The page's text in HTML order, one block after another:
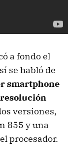
a fondo el
se habló de
smartphone
versiones,
855 y una
procesador.